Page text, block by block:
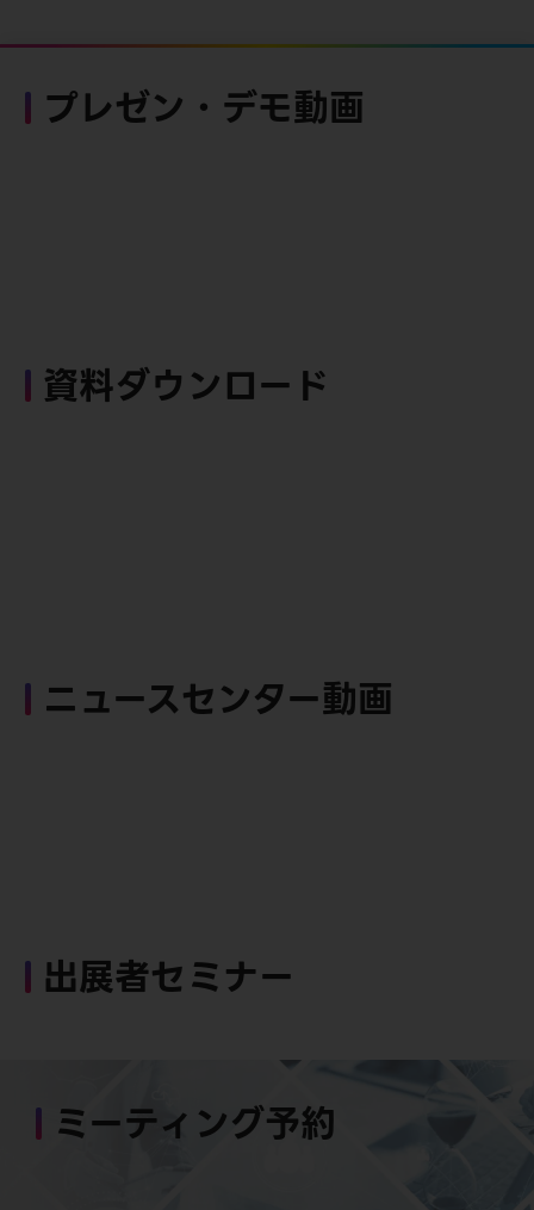
プレゼン・デモ動画
資料ダウンロード
ニュースセンター動画
出展者セミナー
ミーティング予約